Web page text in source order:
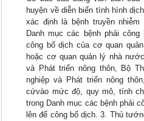
huyện về diễn biến tình hình
xác định là bệnh truyền
Danh mục các bệnh phải
công bố dịch của cơ quan
hoặc cơ quan quản lý nhà
và Phát triển nông thôn, Bộ
nghiệp và Phát triển nông
cứvào mức độ, quy mô, tính
trong Danh mục các bệnh phải
lên để công bố dịch. 3. Thủ